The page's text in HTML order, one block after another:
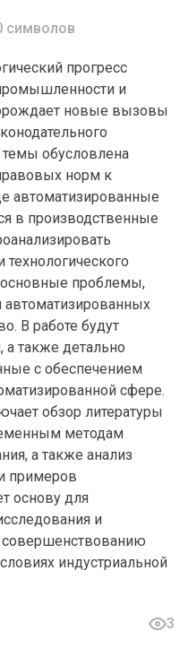
символов
прогресс
и
новые вызовы
темы обусловлена
норм к
автоматизированные
в производственные
основные проблемы,
В работе будут
также детально
с обеспечением
сфере.
обзор литературы
методам
а также анализ
примеров
основу для
и
индустриальной
3